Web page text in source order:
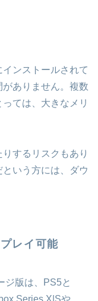
ンストールされて
ありません。複数
ては、大きなメリ
するリスクもあり
いう方には、ダウ
レイ可能
ジ版は、PS5と
Series X|Sや